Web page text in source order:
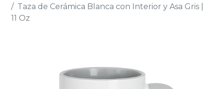
Taza de Cerámica Blanca con Interior y Asa Gris |
11 Oz